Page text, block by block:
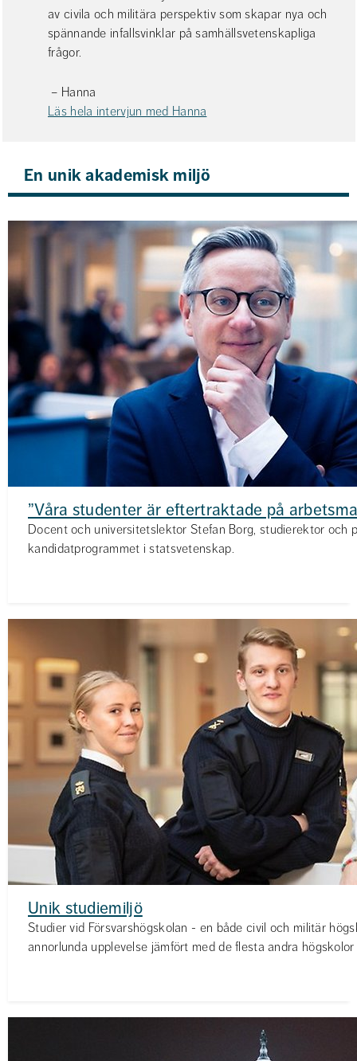
av civila och militära perspektiv som skapar nya och
spännande infallsvinklar på samhällsvetenskapliga
frågor.
– Hanna
Läs hela intervjun med Hanna
En unik akademisk miljö
”Våra studenter är eftertraktade på
Docent och universitetslektor Stefan Borg, studierektor och
kandidatprogrammet i statsvetenskap.
Unik studiemiljö
Studier vid Försvarshögskolan - en både civil och militär
annorlunda upplevelse jämfört med de flesta andra